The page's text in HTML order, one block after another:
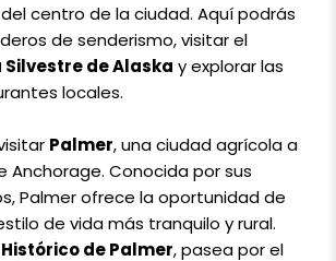
centro de la ciudad. Aquí podrás
de senderismo, visitar el
Silvestre de Alaska y explorar las
locales.
Palmer, una ciudad agrícola a
Anchorage. Conocida por sus
Palmer ofrece la oportunidad de
de vida más tranquilo y rural.
de Palmer, pasea por el